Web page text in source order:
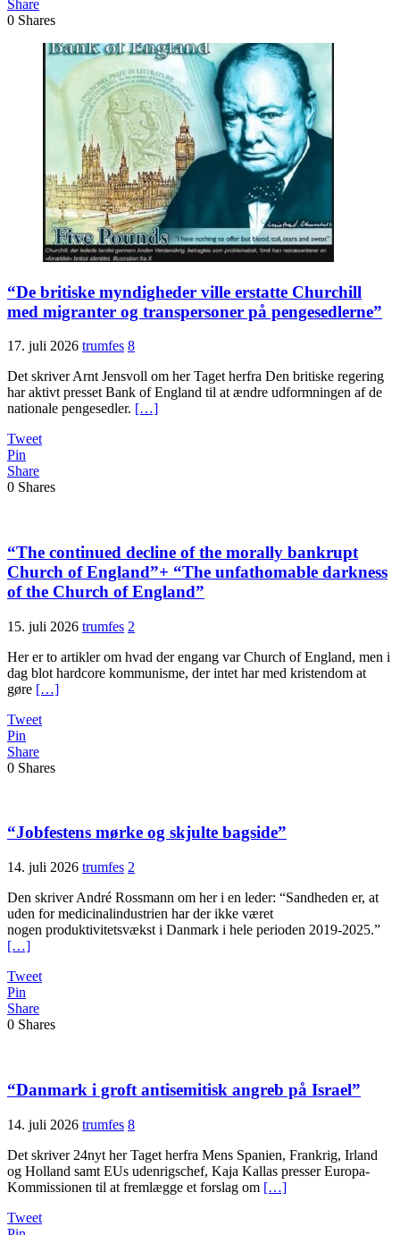
Share
0 Shares
“De britiske myndig­heder ville erstatte Churchill
med migranter og trans­personer på penge­sedlerne”
17. juli 2026 trumfes 8
Det skriver Arnt Jensvoll om her Taget herfra Den britiske regering
har aktivt presset Bank of England til at ændre udformningen af de
nationale pengesedler. […]
Tweet
Pin
Share
0 Shares
“The continued decline of the morally bankrupt
Church of England”+ “The unfathomable darkness
of the Church of England”
15. juli 2026 trumfes 2
Her er to artikler om hvad der engang var Church of England, men i
dag blot hardcore kommunisme, der intet har med kristendom at
gøre […]
Tweet
Pin
Share
0 Shares
“Jobfestens mørke og skjulte bagside”
14. juli 2026 trumfes 2
Den skriver André Rossmann om her i en leder: “Sandheden er, at
uden for medicinalindustrien har der ikke været
nogen produktivitetsvækst i Danmark i hele perioden 2019-2025.”
[…]
Tweet
Pin
Share
0 Shares
“Danmark i groft antisemitisk angreb på Israel”
14. juli 2026 trumfes 8
Det skriver 24nyt her Taget herfra Mens Spanien, Frankrig, Irland
og Holland samt EUs udenrigschef, Kaja Kallas presser Europa-
Kommissionen til at fremlægge et forslag om […]
Tweet